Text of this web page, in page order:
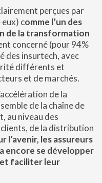
perçues par
eux) comme l’un des
de la transformation
concerné (pour 94%
des insurtech, avec
différents et
et de marchés.
de la
de la chaîne de
au niveau des
de la distribution
l’avenir, les assureurs
encore se développer
faciliter leur